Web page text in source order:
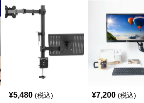
¥5,480 (税込) ¥7,200 (税込)